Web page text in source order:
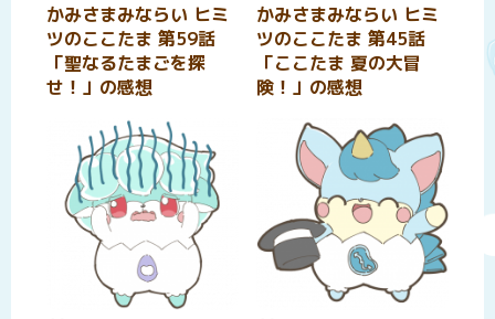
かみさまみならい ヒミ
ツのここたま 第59話
「聖なるたまごを探
せ！」の感想
かみさまみならい ヒミ
ツのここたま 第45話
「ここたま 夏の大冒
険！」の感想